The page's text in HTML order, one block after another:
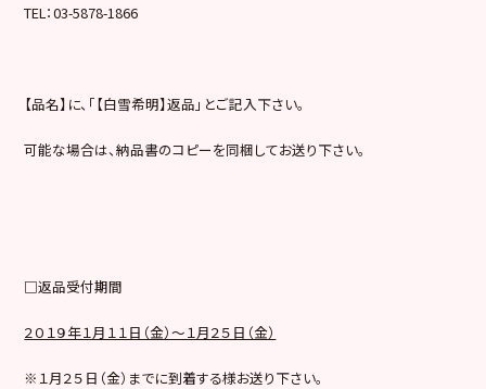
TEL：03-5878-1866
【品名】に、「【白雪希明】返品」とご記入下さい。
可能な場合は、納品書のコピーを同梱してお送り下さい。
□返品受付期間
２０１９年１月１１日（金）～１月２５日（金）
※１月２５日（金）までに到着する様お送り下さい。